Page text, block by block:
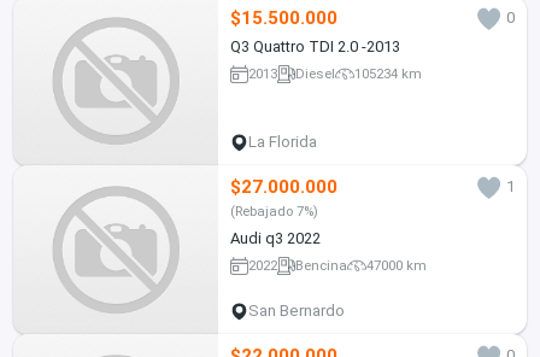
$15.500.000
0
Q3 Quattro TDI 2.0 -2013
2013 Diesel 105234 km
La Florida
$27.000.000 1
(Rebajado 7%)
Audi q3 2022
2022 Bencina 47000 km
San Bernardo